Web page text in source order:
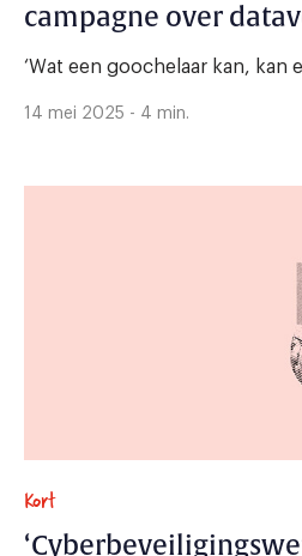
campagne over
‘Wat een goochelaar kan, kan
14 mei 2025 - 4 min.
Kort